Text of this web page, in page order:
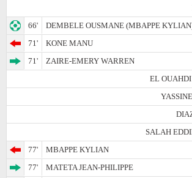
66'
DEMBELE OUSMANE (MBAPPE
71'
KONE MANU
71'
ZAIRE-EMERY WARREN
EL
SALAH
77'
MBAPPE KYLIAN
77'
MATETA JEAN-PHILIPPE